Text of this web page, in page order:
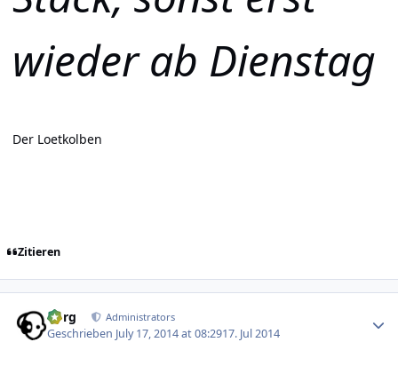
wieder ab Dienstag
Der Loetkolben
Zitieren
borg Administrators
Geschrieben July 17, 2014 at 08:2917. Jul 2014